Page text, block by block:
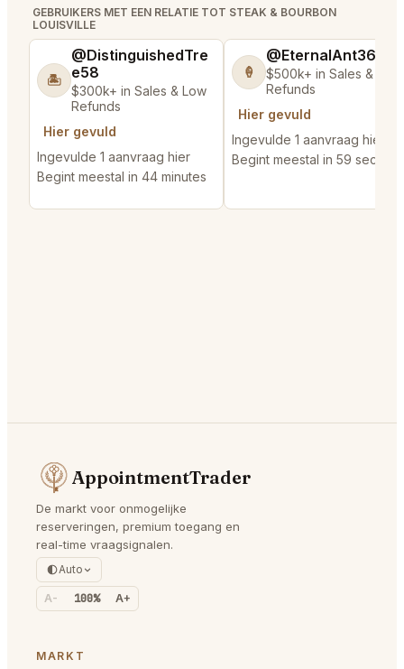
GEBRUIKERS MET EEN RELATIE TOT STEAK & BOURBON
LOUISVILLE
🏝️
@DistinguishedTre
e58
$300k+ in Sales & Low
Refunds
Hier gevuld
Ingevulde 1 aanvraag hier
Begint meestal in 44 minutes
🍦
@EternalAnt36
$500k+ in Sales & Low
Refunds
Hier gevuld
Ingevulde 1 aanvraag hier
Begint meestal in 59
AppointmentTrader
De markt voor onmogelijke
reserveringen, premium toegang en
real-time vraagsignalen.
Auto
A- 100% A+
MARKT